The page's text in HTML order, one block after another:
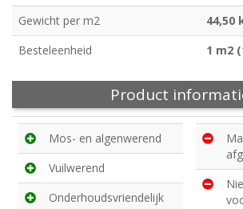
Gewicht per m2
44,50
Besteleenheid
1 m2
Product
Mos- en algenwerend
Vuilwerend
Onderhoudsvriendelijk